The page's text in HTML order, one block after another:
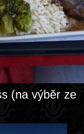
(na výběr ze